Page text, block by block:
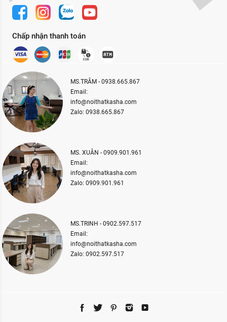
Chấp nhận thanh toán
MS.TRÂM - 0938.665.867
Email:
info@noithatkasha.com
Zalo: 0938.665.867
MS. XUÂN - 0909.901.961
Email:
info@noithatkasha.com
Zalo: 0909.901.961
MS.TRINH - 0902.597.517
Email:
info@noithatkasha.com
Zalo: 0902.597.517